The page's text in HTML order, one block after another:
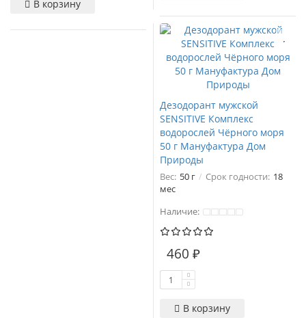
В корзину
Дезодорант мужской
SENSITIVE Комплекс
водорослей Чёрного моря
50 г Мануфактура Дом
Природы
Вес: 50 г Срок годности: 18
мес
Наличие:
460 ₽
В корзину